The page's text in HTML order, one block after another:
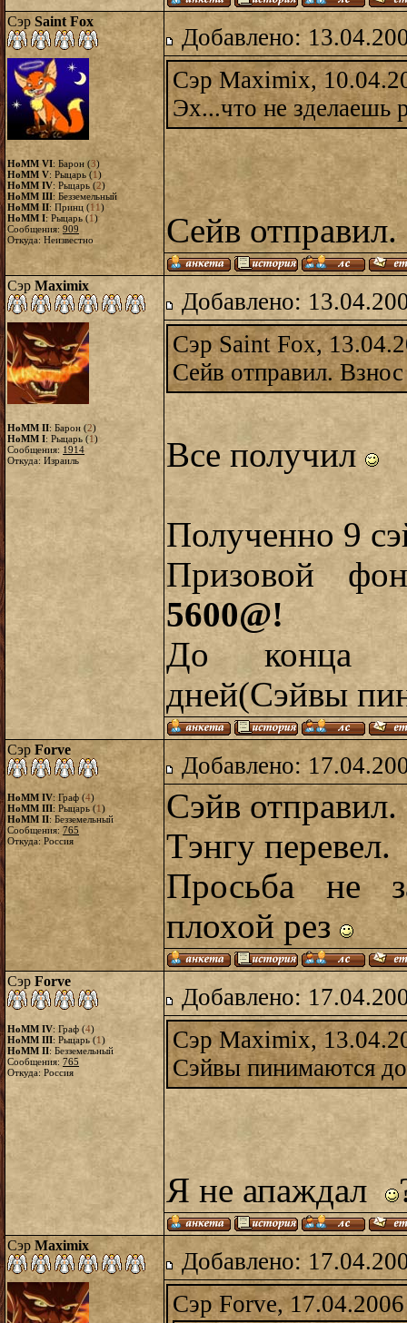
Сэр Saint Fox
HoMM VI: Барон (3)
HoMM V: Рыцарь (1)
HoMM IV: Рыцарь (2)
HoMM III: Безземельный
HoMM II: Принц (11)
HoMM I: Рыцарь (1)
Сообщения: 909
Откуда: Неизвестно
Добавлено:
Сэр Maximix,
Эх...что не зделаешь
Сейв
Сэр Maximix
HoMM II: Барон (2)
HoMM I: Рыцарь (1)
Сообщения: 1914
Откуда: Израиль
Добавлено:
Сэр Saint Fox,
Сейв отправил.
Все получил
Полученно 9
Призовой
5600@!
До конца
дней(Сэйвы
Сэр Forve
HoMM IV: Граф (4)
HoMM III: Рыцарь (1)
HoMM II: Безземельный
Сообщения: 765
Откуда: Россия
Добавлено:
Сэйв отправил.
Тэнгу перевел.
Просьба не
плохой рез
Сэр Forve
HoMM IV: Граф (4)
HoMM III: Рыцарь (1)
HoMM II: Безземельный
Сообщения: 765
Откуда: Россия
Добавлено:
Сэр Maximix,
Сэйвы пинимаются
Я не апаждал
Сэр Maximix
Добавлено:
Сэр Forve,